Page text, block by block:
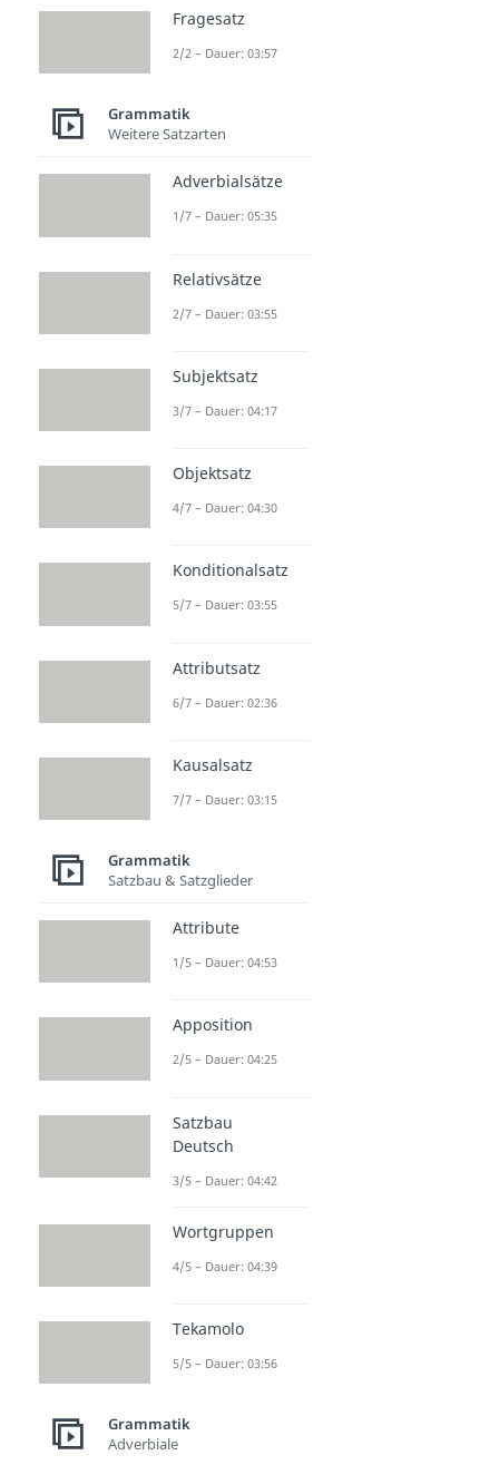
Fragesatz
2/2 – Dauer: 03:57
Grammatik
Weitere Satzarten
Adverbialsätze
1/7 – Dauer: 05:35
Relativsätze
2/7 – Dauer: 03:55
Subjektsatz
3/7 – Dauer: 04:17
Objektsatz
4/7 – Dauer: 04:30
Konditionalsatz
5/7 – Dauer: 03:55
Attributsatz
6/7 – Dauer: 02:36
Kausalsatz
7/7 – Dauer: 03:15
Grammatik
Satzbau & Satzglieder
Attribute
1/5 – Dauer: 04:53
Apposition
2/5 – Dauer: 04:25
Satzbau
Deutsch
3/5 – Dauer: 04:42
Wortgruppen
4/5 – Dauer: 04:39
Tekamolo
5/5 – Dauer: 03:56
Grammatik
Adverbiale